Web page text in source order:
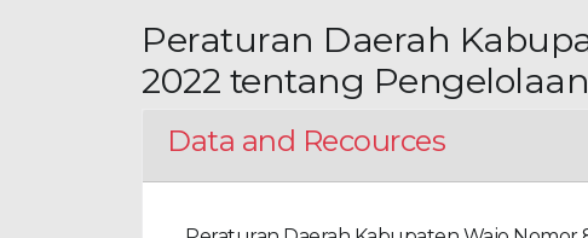
Peraturan Daerah
2022 tentang
Data and Recources